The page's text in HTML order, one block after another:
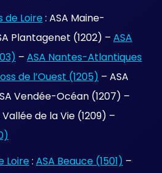
de Loire : ASA Maine-
Plantagenet (1202) – ASA
– ASA Nantes-Atlantiques
de l’Ouest (1205) – ASA
Vendée-Océan (1207) –
de la Vie (1209) –
Loire : ASA Beauce (1501) –